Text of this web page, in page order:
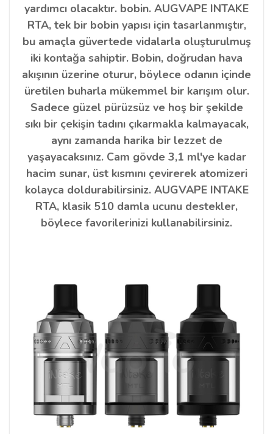
yardımcı olacaktır. bobin. AUGVAPE INTAKE
RTA, tek bir bobin yapısı için tasarlanmıştır,
bu amaçla güvertede vidalarla oluşturulmuş
iki kontağa sahiptir. Bobin, doğrudan hava
akışının üzerine oturur, böylece odanın içinde
üretilen buharla mükemmel bir karışım olur.
Sadece güzel pürüzsüz ve hoş bir şekilde
sıkı bir çekişin tadını çıkarmakla kalmayacak,
aynı zamanda harika bir lezzet de
yaşayacaksınız. Cam gövde 3,1 ml'ye kadar
hacim sunar, üst kısmını çevirerek atomizeri
kolayca doldurabilirsiniz. AUGVAPE INTAKE
RTA, klasik 510 damla ucunu destekler,
böylece favorilerinizi kullanabilirsiniz.